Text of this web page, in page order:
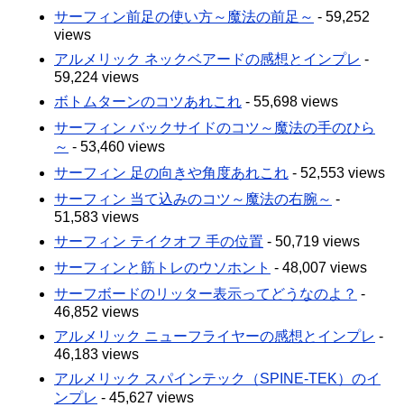
サーフィン前足の使い方～魔法の前足～ - 59,252
views
アルメリック ネックベアードの感想とインプレ -
59,224 views
ボトムターンのコツあれこれ - 55,698 views
サーフィン バックサイドのコツ～魔法の手のひら
～ - 53,460 views
サーフィン 足の向きや角度あれこれ - 52,553 views
サーフィン 当て込みのコツ～魔法の右腕～ -
51,583 views
サーフィン テイクオフ 手の位置 - 50,719 views
サーフィンと筋トレのウソホント - 48,007 views
サーフボードのリッター表示ってどうなのよ？ -
46,852 views
アルメリック ニューフライヤーの感想とインプレ -
46,183 views
アルメリック スパインテック（SPINE-TEK）のイ
ンプレ - 45,627 views